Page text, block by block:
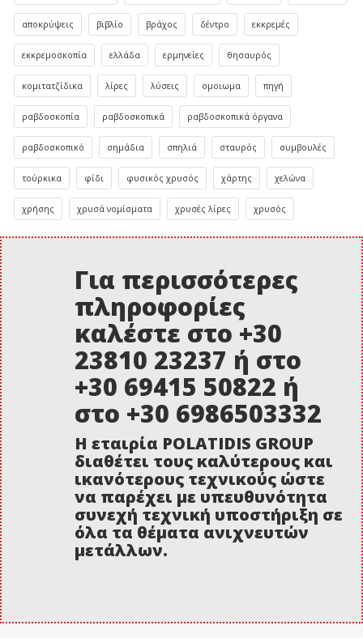
αποκρύψεις βιβλίο βράχος δέντρο εκκρεμές
εκκρεμοσκοπία ελλάδα ερμηνείες θησαυρός
κομιτατζίδικα λίρες λύσεις ομοιωμα πηγή
ραβδοσκοπία ραβδοσκοπικά ραβδοσκοπικά όργανα
ραβδοσκοπικό σημάδια σπηλιά σταυρός συμβουλές
τούρκικα φίδι φυσικός χρυσός χάρτης χελώνα
χρήσης χρυσά νομίσματα χρυσές λίρες χρυσός
Για περισσότερες
πληροφορίες
καλέστε στο +30
23810 23237 ή στο
+30 69415 50822 ή
στο +30 6986503332
Η εταιρία POLATIDIS GROUP
διαθέτει τους καλύτερους και
ικανότερους τεχνικούς ώστε
να παρέχει με υπευθυνότητα
συνεχή τεχνική υποστήριξη σε
όλα τα θέματα ανιχνευτών
μετάλλων.